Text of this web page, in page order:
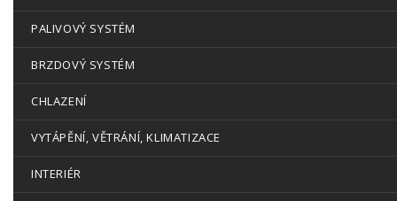
PALIVOVÝ SYSTÉM
BRZDOVÝ SYSTÉM
CHLAZENÍ
VYTÁPĚNÍ, VĚTRÁNÍ, KLIMATIZACE
INTERIÉR